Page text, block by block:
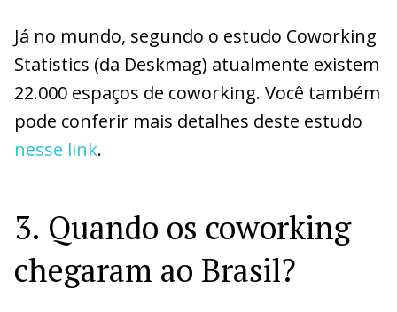
Já no mundo, segundo o estudo Coworking
Statistics (da Deskmag) atualmente existem
22.000 espaços de coworking. Você também
pode conferir mais detalhes deste estudo
nesse link.
3. Quando os coworking
chegaram ao Brasil?